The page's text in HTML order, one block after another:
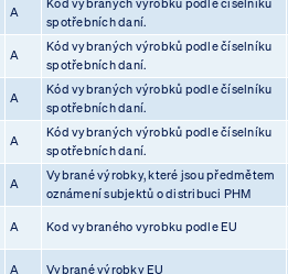
A
spotřebních daní.
A
Kód vybraných výrobků podle číselníku
spotřebních daní.
A
Kód vybraných výrobků podle číselníku
spotřebních daní.
A
Kód vybraných výrobků podle číselníku
spotřebních daní.
A
Vybrané výrobky, které jsou předmětem
oznámení subjektů o distribuci PHM
A Kod vybraného vyrobku podle EU
A Vybrané výrobky EU